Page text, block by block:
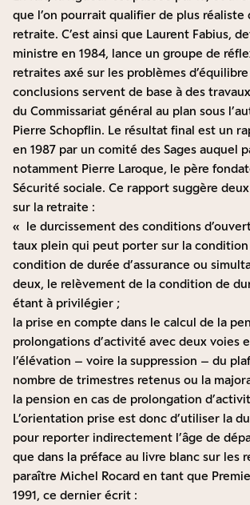
que l’on pourrait qualifier de plus réaliste
retraite. C’est ainsi que Laurent Fabius,
ministre en 1984, lance un groupe de
retraites axé sur les problèmes
conclusions servent de base à des
du Commissariat général au plan sous
Pierre Schopflin. Le résultat final est un
en 1987 par un comité des Sages auquel
notamment Pierre Laroque, le père
Sécurité sociale. Ce rapport suggère
sur la retraite :
« le durcissement des conditions
taux plein qui peut porter sur la condition
condition de durée d’assurance ou
deux, le relèvement de la condition de
étant à privilégier ;
la prise en compte dans le calcul de la
prolongations d’activité avec deux voies
l’élévation – voire la suppression – du
nombre de trimestres retenus ou la
la pension en cas de prolongation
L’orientation prise est donc d’utiliser la
pour reporter indirectement l’âge de
que dans la préface au livre blanc sur les
paraître Michel Rocard en tant que
1991, ce dernier écrit :